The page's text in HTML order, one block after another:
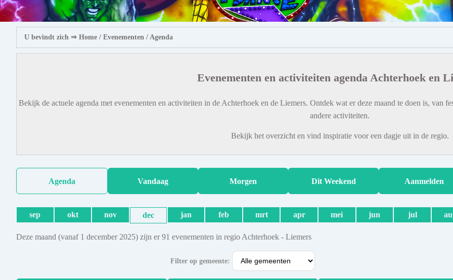
U bevindt zich ⇒ Home / Evenementen / Agenda
Evenementen en activiteiten agenda Achterhoek en
Bekijk de actuele agenda met evenementen en activiteiten in de Achterhoek en de Liemers. Ontdek wat er deze maand te doen is, van
andere activiteiten.
Bekijk het overzicht en vind inspiratie voor een dagje uit in de regio.
Agenda Vandaag Morgen Dit Weekend Aanmelden
sep okt nov dec jan feb mrt apr mei jun jul
Deze maand (vanaf 1 december 2025) zijn er 91 evenementen in regio Achterhoek - Liemers
Filter op gemeente: